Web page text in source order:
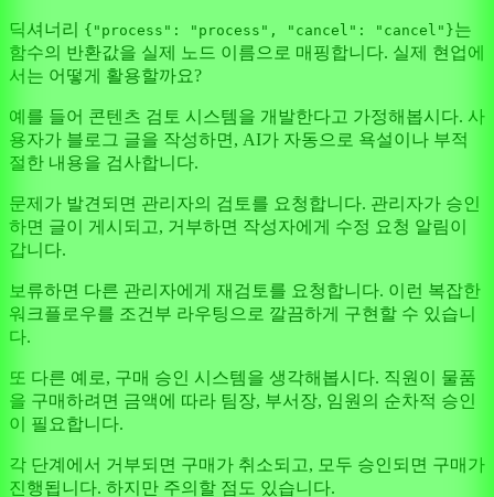
딕셔너리 {"process": "process", "cancel": "cancel"}는
함수의 반환값을 실제 노드 이름으로 매핑합니다. 실제 현업에
서는 어떻게 활용할까요?
예를 들어 콘텐츠 검토 시스템을 개발한다고 가정해봅시다. 사
용자가 블로그 글을 작성하면, AI가 자동으로 욕설이나 부적
절한 내용을 검사합니다.
문제가 발견되면 관리자의 검토를 요청합니다. 관리자가 승인
하면 글이 게시되고, 거부하면 작성자에게 수정 요청 알림이
갑니다.
보류하면 다른 관리자에게 재검토를 요청합니다. 이런 복잡한
워크플로우를 조건부 라우팅으로 깔끔하게 구현할 수 있습니
다.
또 다른 예로, 구매 승인 시스템을 생각해봅시다. 직원이 물품
을 구매하려면 금액에 따라 팀장, 부서장, 임원의 순차적 승인
이 필요합니다.
각 단계에서 거부되면 구매가 취소되고, 모두 승인되면 구매가
진행됩니다. 하지만 주의할 점도 있습니다.